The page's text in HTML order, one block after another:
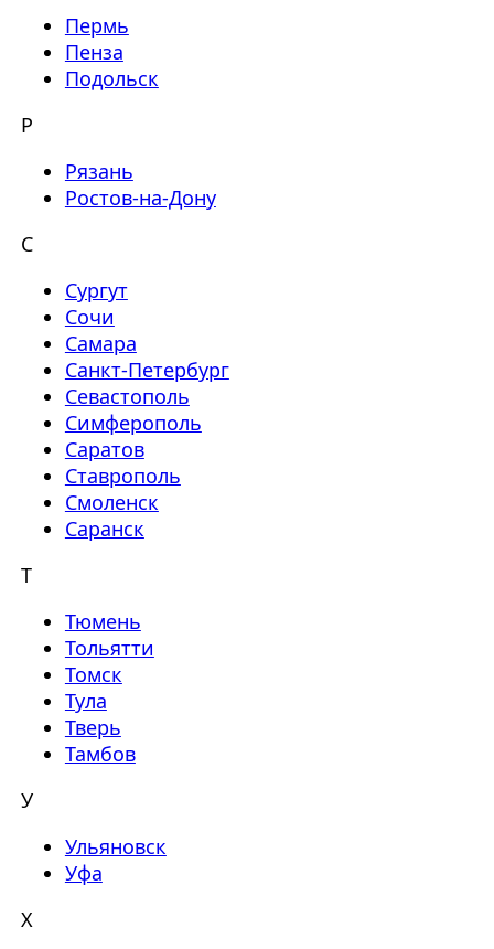
Пермь
Пенза
Подольск
Р
Рязань
Ростов-на-Дону
С
Сургут
Сочи
Самара
Санкт-Петербург
Севастополь
Симферополь
Саратов
Ставрополь
Смоленск
Саранск
Т
Тюмень
Тольятти
Томск
Тула
Тверь
Тамбов
У
Ульяновск
Уфа
Х